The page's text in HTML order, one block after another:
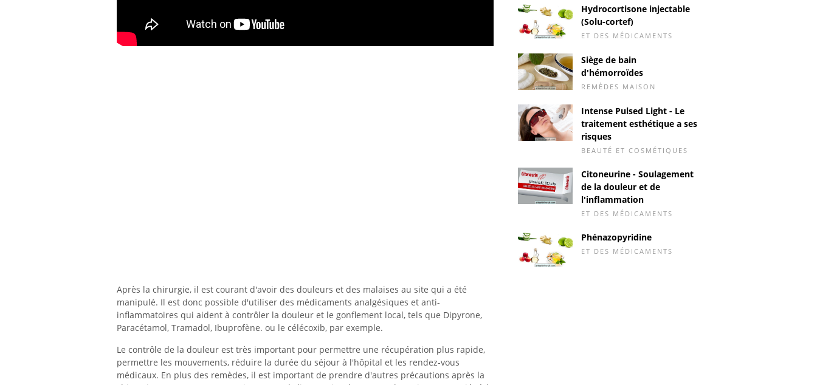
Après la chirurgie, il est courant d'avoir des douleurs et des malaises au site qui a été
manipulé. Il est donc possible d'utiliser des médicaments analgésiques et anti-
inflammatoires qui aident à contrôler la douleur et le gonflement local, tels que Dipyrone,
Paracétamol, Tramadol, Ibuprofène. ou le célécoxib, par exemple.
Le contrôle de la douleur est très important pour permettre une récupération plus rapide,
permettre les mouvements, réduire la durée du séjour à l'hôpital et les rendez-vous
médicaux. En plus des remèdes, il est important de prendre d'autres précautions après la
Hydrocortisone injectable
(Solu-cortef)
ET DES MÉDICAMENTS
Siège de bain
d'hémorroïdes
REMÈDES MAISON
Intense Pulsed Light - Le
traitement esthétique a ses
risques
BEAUTÉ ET COSMÉTIQUES
Citoneurine - Soulagement
de la douleur et de
l'inflammation
ET DES MÉDICAMENTS
Phénazopyridine
ET DES MÉDICAMENTS